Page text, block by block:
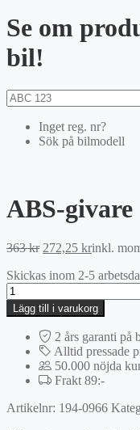
Se om
bil!
Inget reg. nr?
Sök på bilmodell
ABS-givare
363kr Det
priset
363 kr.
272,25 krDet
priset
272,25 kr.
inkl.
Skickas inom 2-5
ABS-
givare
mängd
Lägg till i varukorg
2 års garanti på
Alltid pressade
50.000 nöjda
Frakt 89:-
Artikelnr: 194-0966